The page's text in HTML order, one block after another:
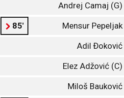
Andrej Camaj (G)
85' Mensur Pepeljak
Adil Đoković
Elez Adžović (C)
Miloš Bauković